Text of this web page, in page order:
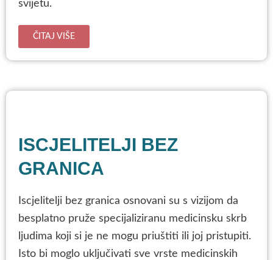
svijetu.
ČITAJ VIŠE
ISCJELITELJI BEZ
GRANICA
Iscjelitelji bez granica osnovani su s vizijom da
besplatno pruže specijaliziranu medicinsku skrb
ljudima koji si je ne mogu priuštiti ili joj pristupiti.
Isto bi moglo uključivati sve vrste medicinskih